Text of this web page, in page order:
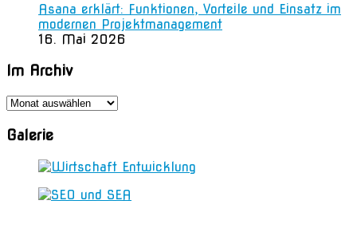
Asana erklärt: Funktionen, Vorteile und Einsatz im
modernen Projektmanagement
16. Mai 2026
Im Archiv
Im
Galerie